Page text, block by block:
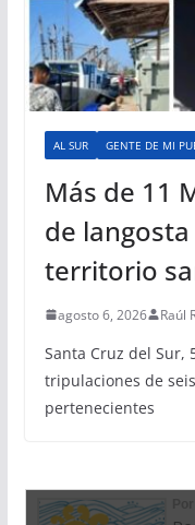
AL SUR GENTE DE MI
Más de 11
de
territorio
agosto 6, 2026 Raúl
Santa Cruz del Sur,
tripulaciones de
pertenecientes